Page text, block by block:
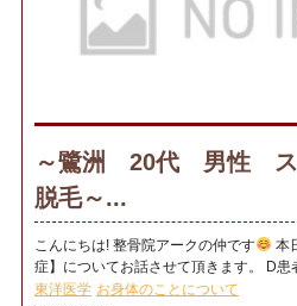
～鷺洲 20代 男性 ス
脱毛～...
こんにちは! 整骨院アークの仲です
本
症】についてお話させて頂きます。 D
東洋医学 お身体のことについて